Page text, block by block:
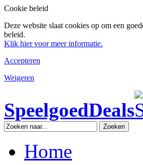
Cookie beleid
Deze website slaat cookies op om een
beleid.
Klik hier voor meer informatie.
Accepteren
Weigeren
SpeelgoedDeals
Zoeken
Home